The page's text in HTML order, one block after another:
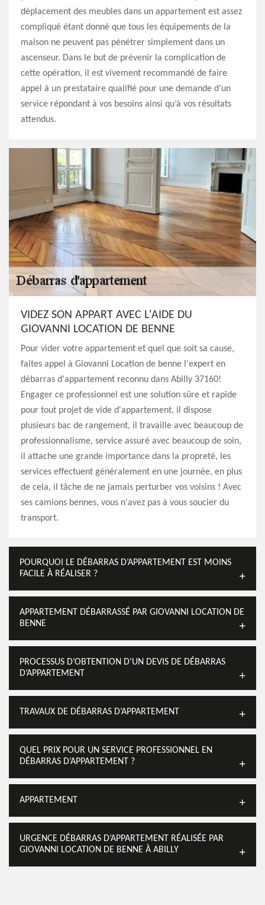
déplacement des meubles dans un appartement est assez
compliqué étant donné que tous les équipements de la
maison ne peuvent pas pénétrer simplement dans un
ascenseur. Dans le but de prévenir la complication de
cette opération, il est vivement recommandé de faire
appel à un prestataire qualifié pour une demande d’un
service répondant à vos besoins ainsi qu’à vos résultats
attendus.
VIDEZ SON APPART AVEC L'AIDE DU
GIOVANNI LOCATION DE BENNE
Pour vider votre appartement et quel que soit sa cause,
faites appel à Giovanni Location de benne l'expert en
débarras d'appartement reconnu dans Abilly 37160!
Engager ce professionnel est une solution sûre et rapide
pour tout projet de vide d'appartement, il dispose
plusieurs bac de rangement, il travaille avec beaucoup de
professionnalisme, service assuré avec beaucoup de soin,
il attache une grande importance dans la propreté, les
services effectuent généralement en une journée, en plus
de cela, il tâche de ne jamais perturber vos voisins ! Avec
ses camions bennes, vous n'avez pas à vous soucier du
transport.
POURQUOI LE DÉBARRAS D’APPARTEMENT EST MOINS
FACILE À RÉALISER ?
APPARTEMENT DÉBARRASSÉ PAR GIOVANNI LOCATION DE
BENNE
PROCESSUS D’OBTENTION D’UN DEVIS DE DÉBARRAS
D’APPARTEMENT
TRAVAUX DE DÉBARRAS D’APPARTEMENT
QUEL PRIX POUR UN SERVICE PROFESSIONNEL EN
DÉBARRAS D’APPARTEMENT ?
APPARTEMENT
URGENCE DÉBARRAS D’APPARTEMENT RÉALISÉE PAR
GIOVANNI LOCATION DE BENNE À ABILLY